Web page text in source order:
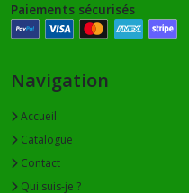
Paiements sécurisés
Navigation
Accueil
Catalogue
Contact
Qui suis-je ?